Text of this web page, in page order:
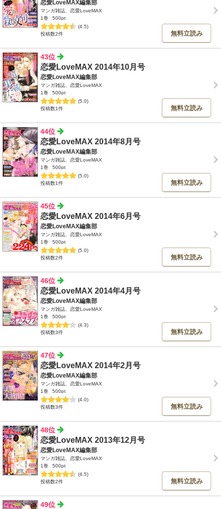
恋愛LoveMAX編集部
マンガ雑誌、恋愛LoveMAX
1巻
500pt
(4.5)
投稿数2件
無料立読み
43位
恋愛LoveMAX 2014年10月号
恋愛LoveMAX編集部
マンガ雑誌、恋愛LoveMAX
1巻
500pt
(5.0)
投稿数1件
無料立読み
44位
恋愛LoveMAX 2014年8月号
恋愛LoveMAX編集部
マンガ雑誌、恋愛LoveMAX
1巻
500pt
(5.0)
投稿数1件
無料立読み
45位
恋愛LoveMAX 2014年6月号
恋愛LoveMAX編集部
マンガ雑誌、恋愛LoveMAX
1巻
500pt
(5.0)
投稿数2件
無料立読み
46位
恋愛LoveMAX 2014年4月号
恋愛LoveMAX編集部
マンガ雑誌、恋愛LoveMAX
1巻
500pt
(4.3)
投稿数3件
無料立読み
47位
恋愛LoveMAX 2014年2月号
恋愛LoveMAX編集部
マンガ雑誌、恋愛LoveMAX
1巻
500pt
(4.0)
投稿数3件
無料立読み
48位
恋愛LoveMAX 2013年12月号
恋愛LoveMAX編集部
マンガ雑誌、恋愛LoveMAX
1巻
500pt
(4.5)
投稿数2件
無料立読み
49位